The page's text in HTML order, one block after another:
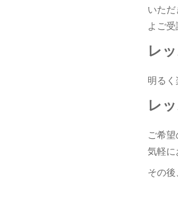
いた
よご受
レ
明る
レ
ご希
気軽に
その